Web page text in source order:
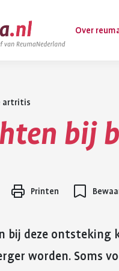
Over
Diagnose
Vormen van
artritis
bij
Printen
bij deze
worden. Soms